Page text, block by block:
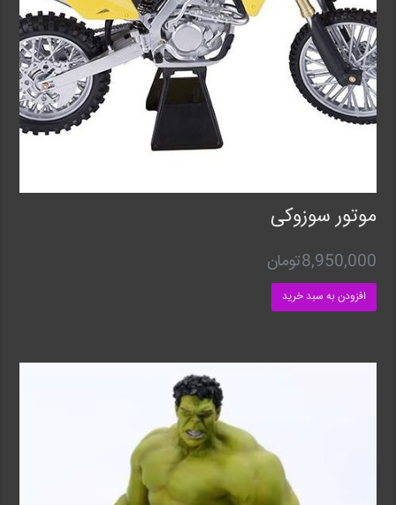
موتور سوزوکی
8,950,000تومان
افزودن به سبد خرید